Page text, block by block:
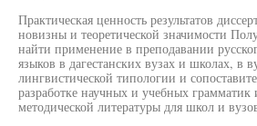
Практическая ценность результатов
новизны и теоретической значимости
найти применение в преподавании
языков в дагестанских вузах и школах, в
лингвистической типологии и
разработке научных и учебных грамматик
методической литературы для школ и